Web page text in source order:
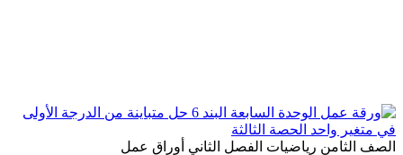
الصف الثامن رياضيات الفصل الثاني أوراق عمل